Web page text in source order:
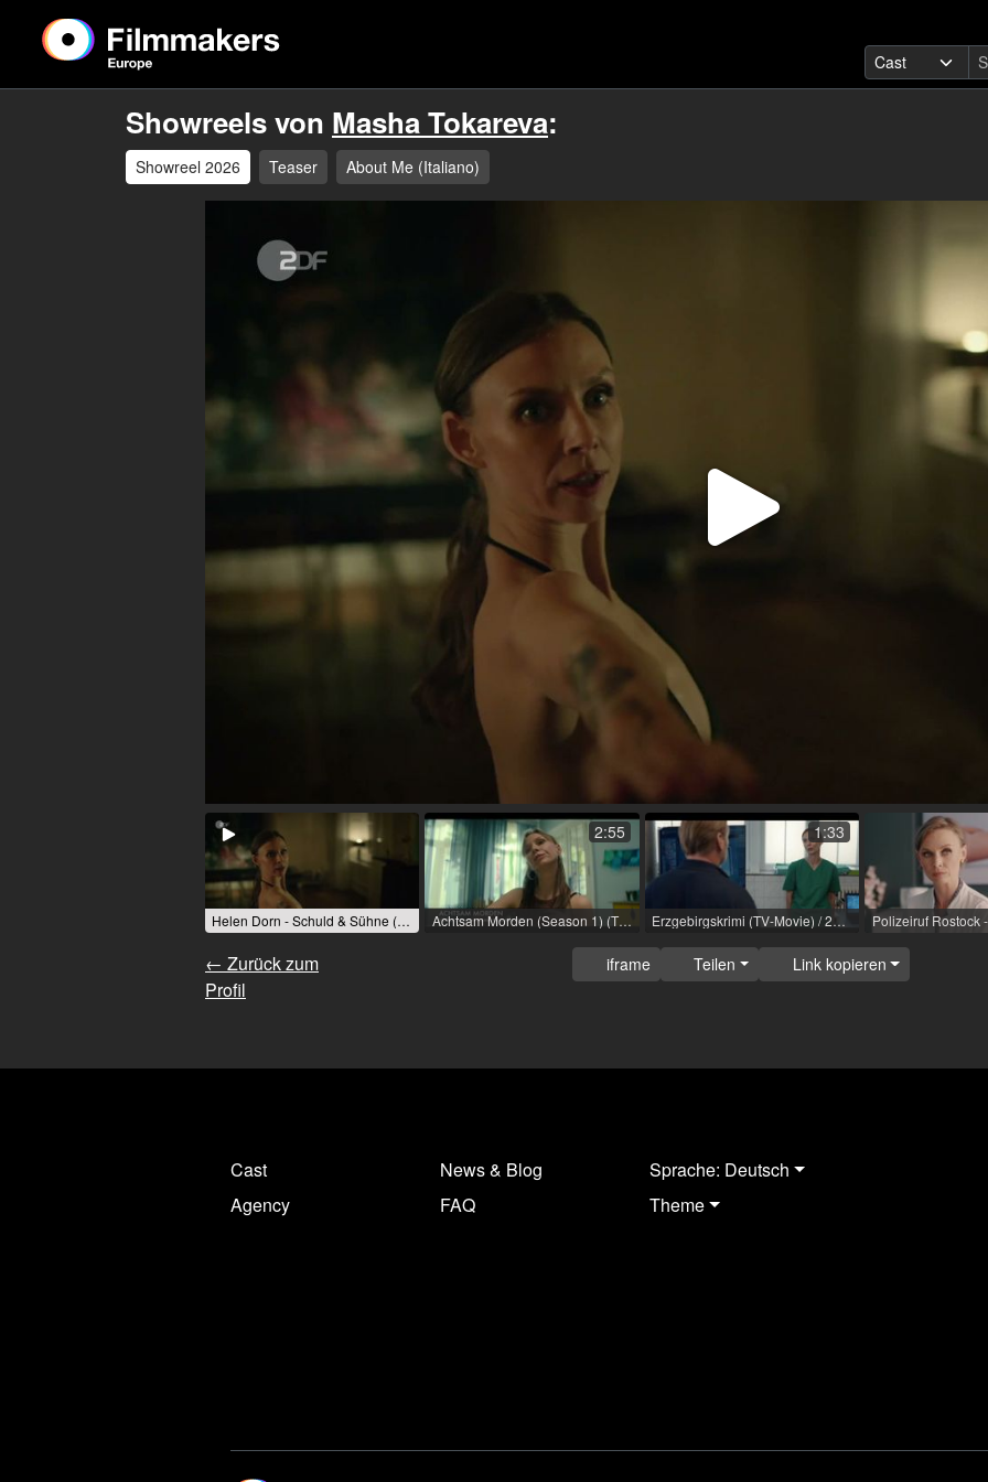
Showreels von Masha Tokareva:
Showreel 2026 Teaser About Me (Italiano)
Video
Helen Dorn - Schuld & Sühne (TV-Serie) / 2024 / R: Friedemann Fromm / ZDF Achtsam Morden (Season 1) (TV-Serie) / 2023 / R: Martina Plura, Max Zähle / Netflix
2:55
Erzgebirgskrimi (TV-Movie) / 2024 / R: Thorsten Schmidt / ZDF
1:33
← Zurück zum
Profil
iframe Teilen Link kopieren
Cast
Agency
News & Blog
FAQ
Sprache: Deutsch
Theme